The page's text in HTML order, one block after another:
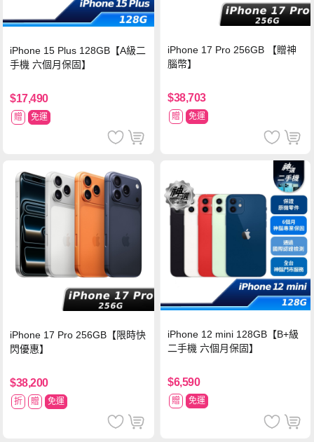
iPhone 15 Plus 128GB【A級二
手機 六個月保固】
$17,490
贈 免運
iPhone 17 Pro 256GB 【贈神
腦幣】
$38,703
贈 免運
iPhone 17 Pro 256GB【限時快
閃優惠】
$38,200
折 贈 免運
iPhone 12 mini 128GB【B+級
二手機 六個月保固】
$6,590
贈 免運